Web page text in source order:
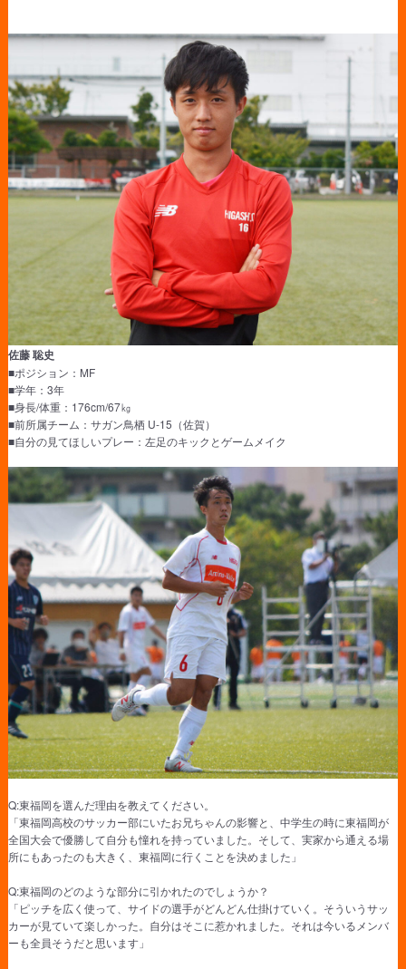
佐藤 聡史
■ポジション：MF
■学年：3年
■身長/体重：176cm/67㎏
■前所属チーム：サガン鳥栖 U-15（佐賀）
■自分の見てほしいプレー：左足のキックとゲームメイク
Q:東福岡を選んだ理由を教えてください。
「東福岡高校のサッカー部にいたお兄ちゃんの影響と、中学生の時に東福岡が
全国大会で優勝して自分も憧れを持っていました。そして、実家から通える場
所にもあったのも大きく、東福岡に行くことを決めました」
Q:東福岡のどのような部分に引かれたのでしょうか？
「ピッチを広く使って、サイドの選手がどんどん仕掛けていく。そういうサッ
カーが見ていて楽しかった。自分はそこに惹かれました。それは今いるメンバ
ーも全員そうだと思います」